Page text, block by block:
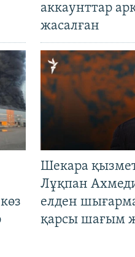
аккаунттар
жасалған
Шекара
Лұқпан
елден
қарсы шағым